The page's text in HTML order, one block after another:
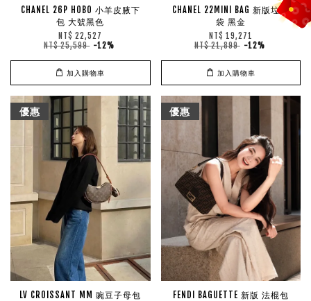
CHANEL 26P HOBO 小羊皮腋下
包 大號黑色
NT$ 22,527
NT$ 25,599 -12%
加入購物車
CHANEL 22MINI BAG 新版垃圾
袋 黑金
NT$ 19,271
NT$ 21,899 -12%
加入購物車
優惠
LV CROISSANT MM 豌豆子母包
優惠
FENDI BAGUETTE 新版 法棍包